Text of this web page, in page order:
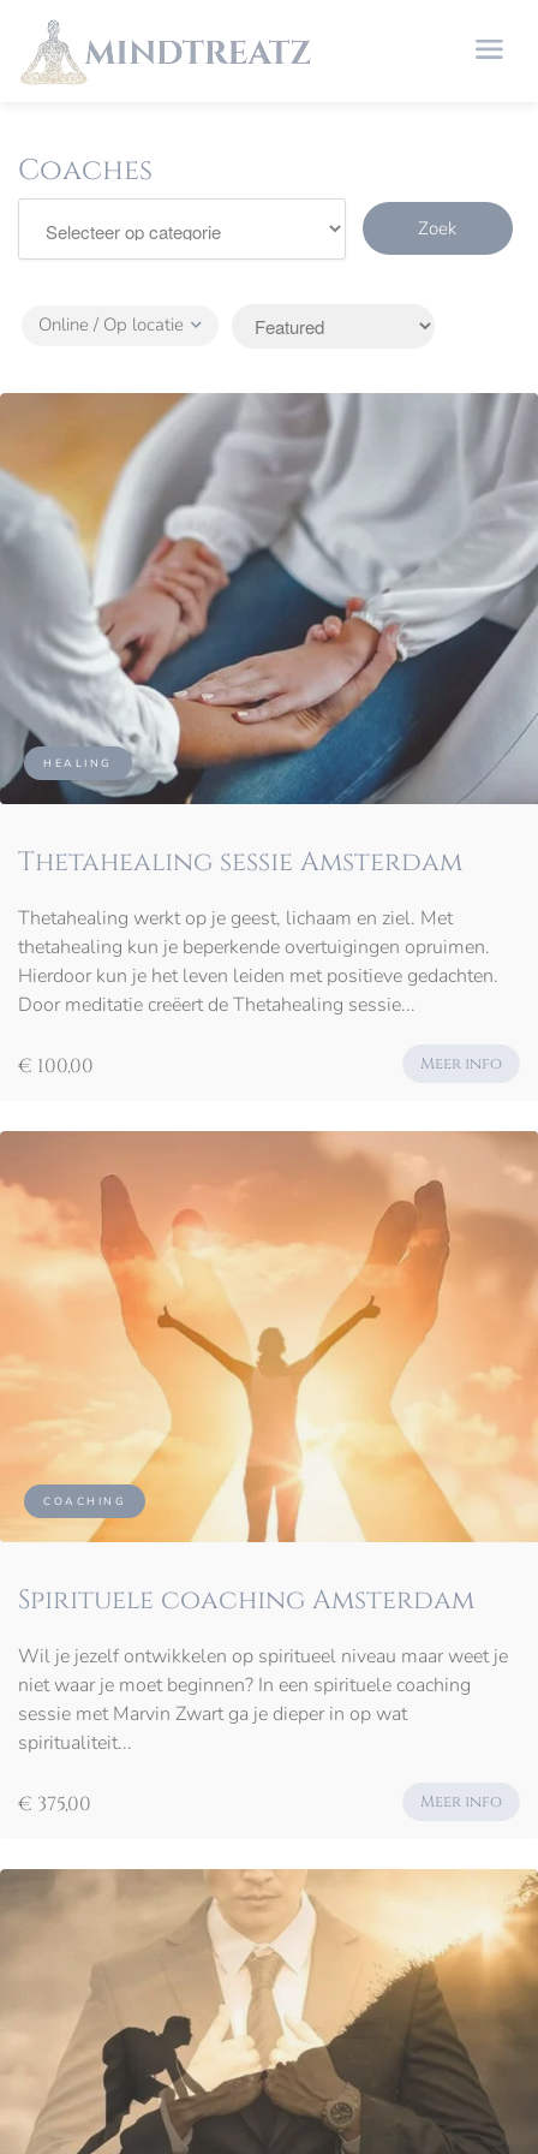
Coaches
Zoek
Online / Op locatie
HEALING
Thetahealing sessie Amsterdam
Thetahealing werkt op je geest, lichaam en ziel. Met
thetahealing kun je beperkende overtuigingen opruimen.
Hierdoor kun je het leven leiden met positieve gedachten.
Door meditatie creëert de Thetahealing sessie...
€ 100,00 Meer info
COACHING
Spirituele coaching Amsterdam
Wil je jezelf ontwikkelen op spiritueel niveau maar weet je
niet waar je moet beginnen? In een spirituele coaching
sessie met Marvin Zwart ga je dieper in op wat
spiritualiteit...
€ 375,00 Meer info